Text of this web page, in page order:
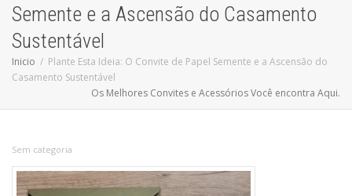
Semente e a Ascensão do Casamento
Sustentável
Inicio
Plante Esta Ideia: O Convite de Papel Semente e a Ascensão do
Casamento Sustentável
Os Melhores Convites e Acessórios Você encontra Aqui.
Sem categoria